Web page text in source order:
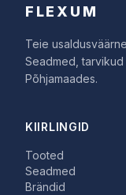
FLEXUM
Teie
Seadmed, tarvikud
Põhjamaades.
KIIRLINGID
Tooted
Seadmed
Brändid